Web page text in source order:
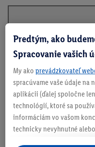
Podrobnosti o
Predtým, ako
Spracovanie vašich
My ako prevádzkovateľ
spracúvame vaše údaje na
aplikácii (ďalej spoločne
technológií, ktoré sa
informáciám vo vašom
technicky nevyhnutné